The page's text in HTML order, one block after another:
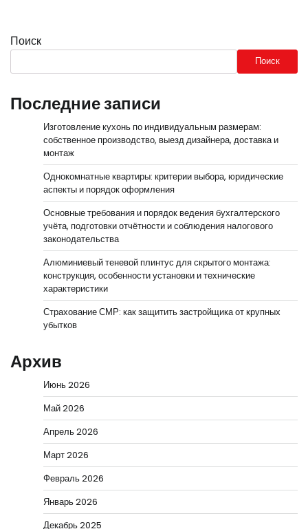
Поиск
Поиск
Последние записи
Изготовление кухонь по индивидуальным размерам:
собственное производство, выезд дизайнера, доставка и
монтаж
Однокомнатные квартиры: критерии выбора, юридические
аспекты и порядок оформления
Основные требования и порядок ведения бухгалтерского
учёта, подготовки отчётности и соблюдения налогового
законодательства
Алюминиевый теневой плинтус для скрытого монтажа:
конструкция, особенности установки и технические
характеристики
Страхование СМР: как защитить застройщика от крупных
убытков
Архив
Июнь 2026
Май 2026
Апрель 2026
Март 2026
Февраль 2026
Январь 2026
Декабрь 2025